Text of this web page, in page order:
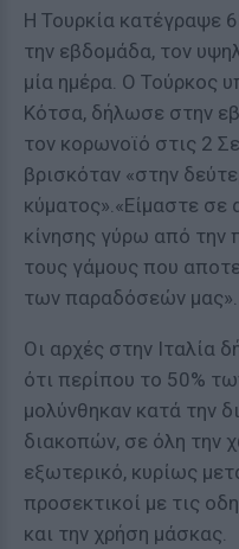
Η Τουρκία κατέγραψε
την εβδομάδα, τον
μία ημέρα. Ο Τούρκος
Κότσα, δήλωσε στην
τον κορωνοϊό στις 2
βρισκόταν «στην
κύματος».«Είμαστε
κίνησης γύρω από την
τους γάμους που
των παραδόσεών μας».
Οι αρχές στην Ιταλία
ότι περίπου το 50%
μολύνθηκαν κατά την
διακοπών, σε όλη την
εξωτερικό, κυρίως
προσεκτικοί με τις
και την χρήση μάσκας.